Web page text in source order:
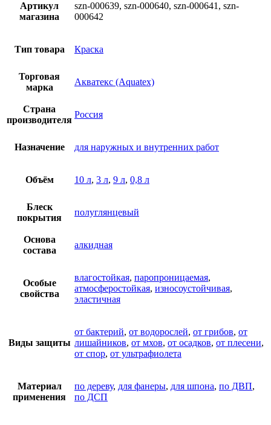
Артикул
магазина
szn-000639, szn-000640, szn-000641, szn-
000642
Тип товара Краска
Торговая
марка
Акватекс (Aquatex)
Страна
производителя
Россия
Назначение для наружных и внутренних работ
Объём 10 л, 3 л, 9 л, 0,8 л
Блеск
покрытия
полуглянцевый
Основа
состава
алкидная
Особые
свойства
влагостойкая, паропроницаемая,
атмосферостойкая, износоустойчивая,
эластичная
Виды защиты
от бактерий, от водорослей, от грибов, от
лишайников, от мхов, от осадков, от плесени,
от спор, от ультрафиолета
Материал
применения
по дереву, для фанеры, для шпона, по ДВП,
по ДСП